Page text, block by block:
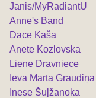
Janis/MyRadiantU
Anne's Band
Dace Kaša
Anete Kozlovska
Liene Dravniece
Ieva Marta Graudiņa
Inese Šuļžanoka